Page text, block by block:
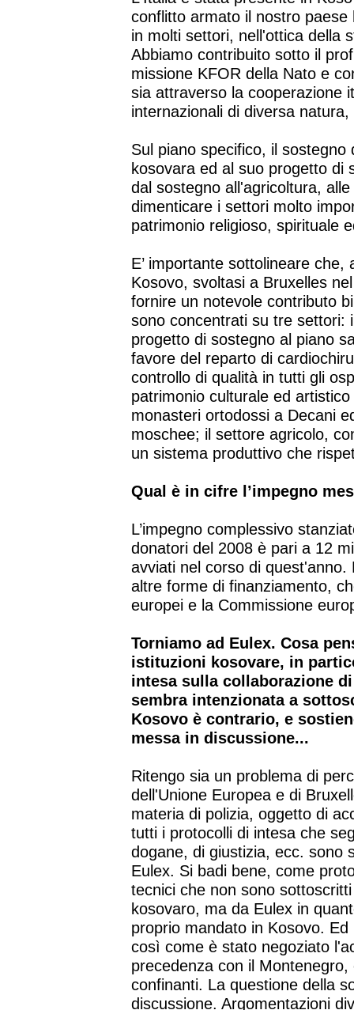
conflitto armato il nostro
in molti settori, nell'ottica della
Abbiamo contribuito sotto il
missione KFOR della Nato e
sia attraverso la cooperazione
internazionali di diversa
Sul piano specifico, il sostegno
kosovara ed al suo progetto di
dal sostegno all'agricoltura,
dimenticare i settori molto
patrimonio religioso, spirituale
E’ importante sottolineare
Kosovo, svoltasi a Bruxelles
fornire un notevole contributo
sono concentrati su tre settori:
progetto di sostegno al piano
favore del reparto di
controllo di qualità in tutti gli
patrimonio culturale ed
monasteri ortodossi a Decani
moschee; il settore agricolo,
un sistema produttivo che
Qual è in cifre l’impegno
L’impegno complessivo
donatori del 2008 è pari a 12
avviati nel corso di
altre forme di finanziamento,
europei e la Commissione
Torniamo ad Eulex. Cosa
istituzioni kosovare, in
intesa sulla collaborazione
sembra intenzionata a
Kosovo è contrario, e
messa in discussione...
Ritengo sia un problema di
dell'Unione Europea e di
materia di polizia, oggetto di
tutti i protocolli di intesa che
dogane, di giustizia, ecc. sono
Eulex. Si badi bene, come
tecnici che non sono
kosovaro, ma da Eulex in
proprio mandato in Kosovo.
così come è stato negoziato
precedenza con il
confinanti. La questione della
discussione. Argomentazioni